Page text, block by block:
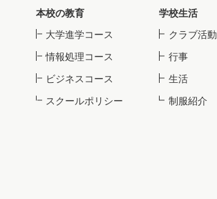
本校の教育
大学進学コース
情報処理コース
ビジネスコース
スクールポリシー
学校生活
クラブ活動
行事
生活
制服紹介